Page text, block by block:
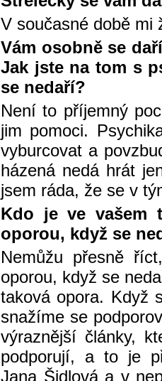
V současné době mi
Vám osobně se
Jak jste na tom s
se nedaří?
Není to příjemný
jim pomoci.
vyburcovat a
házená nedá hrát
jsem ráda, že se v
Kdo je ve vašem
oporou, když se
Nemůžu přesně
oporou, když se
taková opora. Když
snažíme se
výraznější články,
podporují, a to je
Jana Šidlová a v